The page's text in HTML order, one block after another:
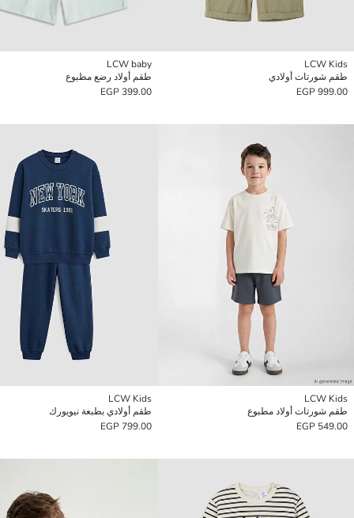
LCW Kids
طقم شورتات أولادي
999.00 EGP
LCW baby
طقم أولاد رضع مطبوع
399.00 EGP
LCW Kids
طقم شورتات أولاد مطبوع
549.00 EGP
LCW Kids
طقم أولادي بطبعة نيويورك
799.00 EGP